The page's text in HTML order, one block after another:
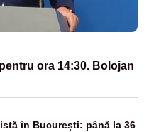
ora 14:30. Bolojan
în București: până la 36